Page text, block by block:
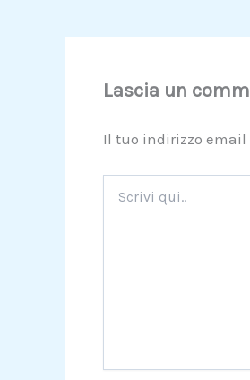
Lascia un
Il tuo indirizzo
qui..